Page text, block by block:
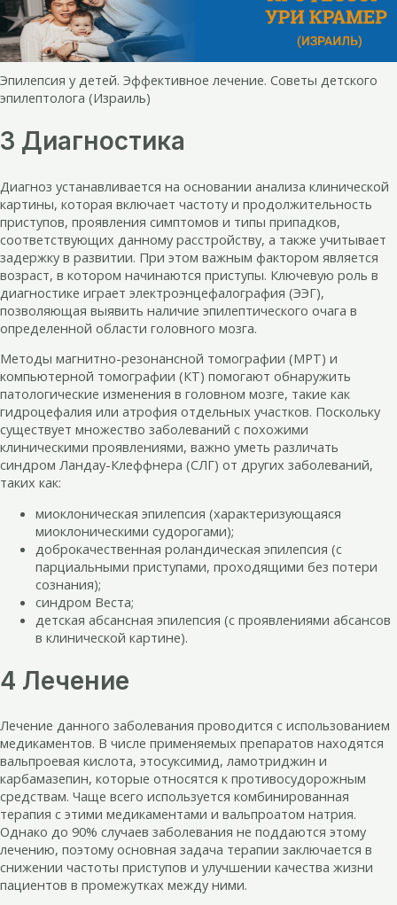
Эпилепсия у детей. Эффективное лечение. Советы детского
эпилептолога (Израиль)
3 Диагностика
Диагноз устанавливается на основании анализа клинической
картины, которая включает частоту и продолжительность
приступов, проявления симптомов и типы припадков,
соответствующих данному расстройству, а также учитывает
задержку в развитии. При этом важным фактором является
возраст, в котором начинаются приступы. Ключевую роль в
диагностике играет электроэнцефалография (ЭЭГ),
позволяющая выявить наличие эпилептического очага в
определенной области головного мозга.
Методы магнитно-резонансной томографии (МРТ) и
компьютерной томографии (КТ) помогают обнаружить
патологические изменения в головном мозге, такие как
гидроцефалия или атрофия отдельных участков. Поскольку
существует множество заболеваний с похожими
клиническими проявлениями, важно уметь различать
синдром Ландау-Клеффнера (СЛГ) от других заболеваний,
таких как:
миоклоническая эпилепсия (характеризующаяся
миоклоническими судорогами);
доброкачественная роландическая эпилепсия (с
парциальными приступами, проходящими без потери
сознания);
синдром Веста;
детская абсансная эпилепсия (с проявлениями абсансов
в клинической картине).
4 Лечение
Лечение данного заболевания проводится с использованием
медикаментов. В числе применяемых препаратов находятся
вальпроевая кислота, этосуксимид, ламотриджин и
карбамазепин, которые относятся к противосудорожным
средствам. Чаще всего используется комбинированная
терапия с этими медикаментами и вальпроатом натрия.
Однако до 90% случаев заболевания не поддаются этому
лечению, поэтому основная задача терапии заключается в
снижении частоты приступов и улучшении качества жизни
пациентов в промежутках между ними.